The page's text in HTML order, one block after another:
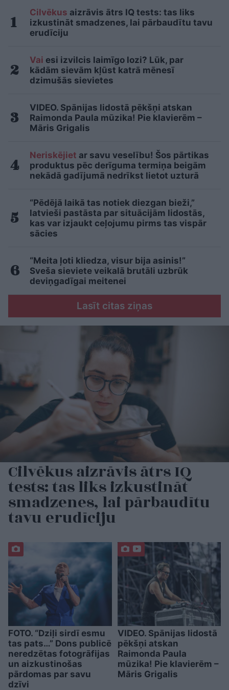
Cilvēkus aizrāvis ātrs IQ tests: tas liks
izkustināt smadzenes, lai pārbaudītu tavu
erudīciju
Vai esi izvilcis laimīgo lozi? Lūk, par
kādām sievām kļūst katrā mēnesī
dzimušās sievietes
VIDEO. Spānijas lidostā pēkšņi atskan
Raimonda Paula mūzika! Pie klavierēm –
Māris Grigalis
Neriskējiet ar savu veselību! Šos pārtikas
produktus pēc derīguma termiņa beigām
nekādā gadījumā nedrīkst lietot uzturā
“Pēdējā laikā tas notiek diezgan bieži,”
latvieši pastāsta par situācijām lidostās,
kas var izjaukt ceļojumu pirms tas vispār
sācies
“Meita ļoti kliedza, visur bija asinis!”
Sveša sieviete veikalā brutāli uzbrūk
deviņgadīgai meitenei
Lasīt citas ziņas
Cilvēkus aizrāvis ātrs IQ
tests: tas liks izkustināt
smadzenes, lai pārbaudītu
tavu erudīciju
FOTO. “Dziļi sirdī esmu
tas pats…” Dons publicē
neredzētas fotogrāfijas
un aizkustinošas
pārdomas par savu
dzīvi
VIDEO. Spānijas lidostā
pēkšņi atskan
Raimonda Paula
mūzika! Pie klavierēm –
Māris Grigalis